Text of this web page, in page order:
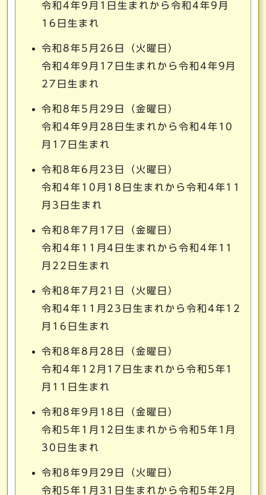
令和4年9月1日生まれから令和4年9月
16日生まれ
令和8年5月26日（火曜日）
令和4年9月17日生まれから令和4年9月
27日生まれ
令和8年5月29日（金曜日）
令和4年9月28日生まれから令和4年10
月17日生まれ
令和8年6月23日（火曜日）
令和4年10月18日生まれから令和4年11
月3日生まれ
令和8年7月17日（金曜日）
令和4年11月4日生まれから令和4年11
月22日生まれ
令和8年7月21日（火曜日）
令和4年11月23日生まれから令和4年12
月16日生まれ
令和8年8月28日（金曜日）
令和4年12月17日生まれから令和5年1
月11日生まれ
令和8年9月18日（金曜日）
令和5年1月12日生まれから令和5年1月
30日生まれ
令和8年9月29日（火曜日）
令和5年1月31日生まれから令和5年2月